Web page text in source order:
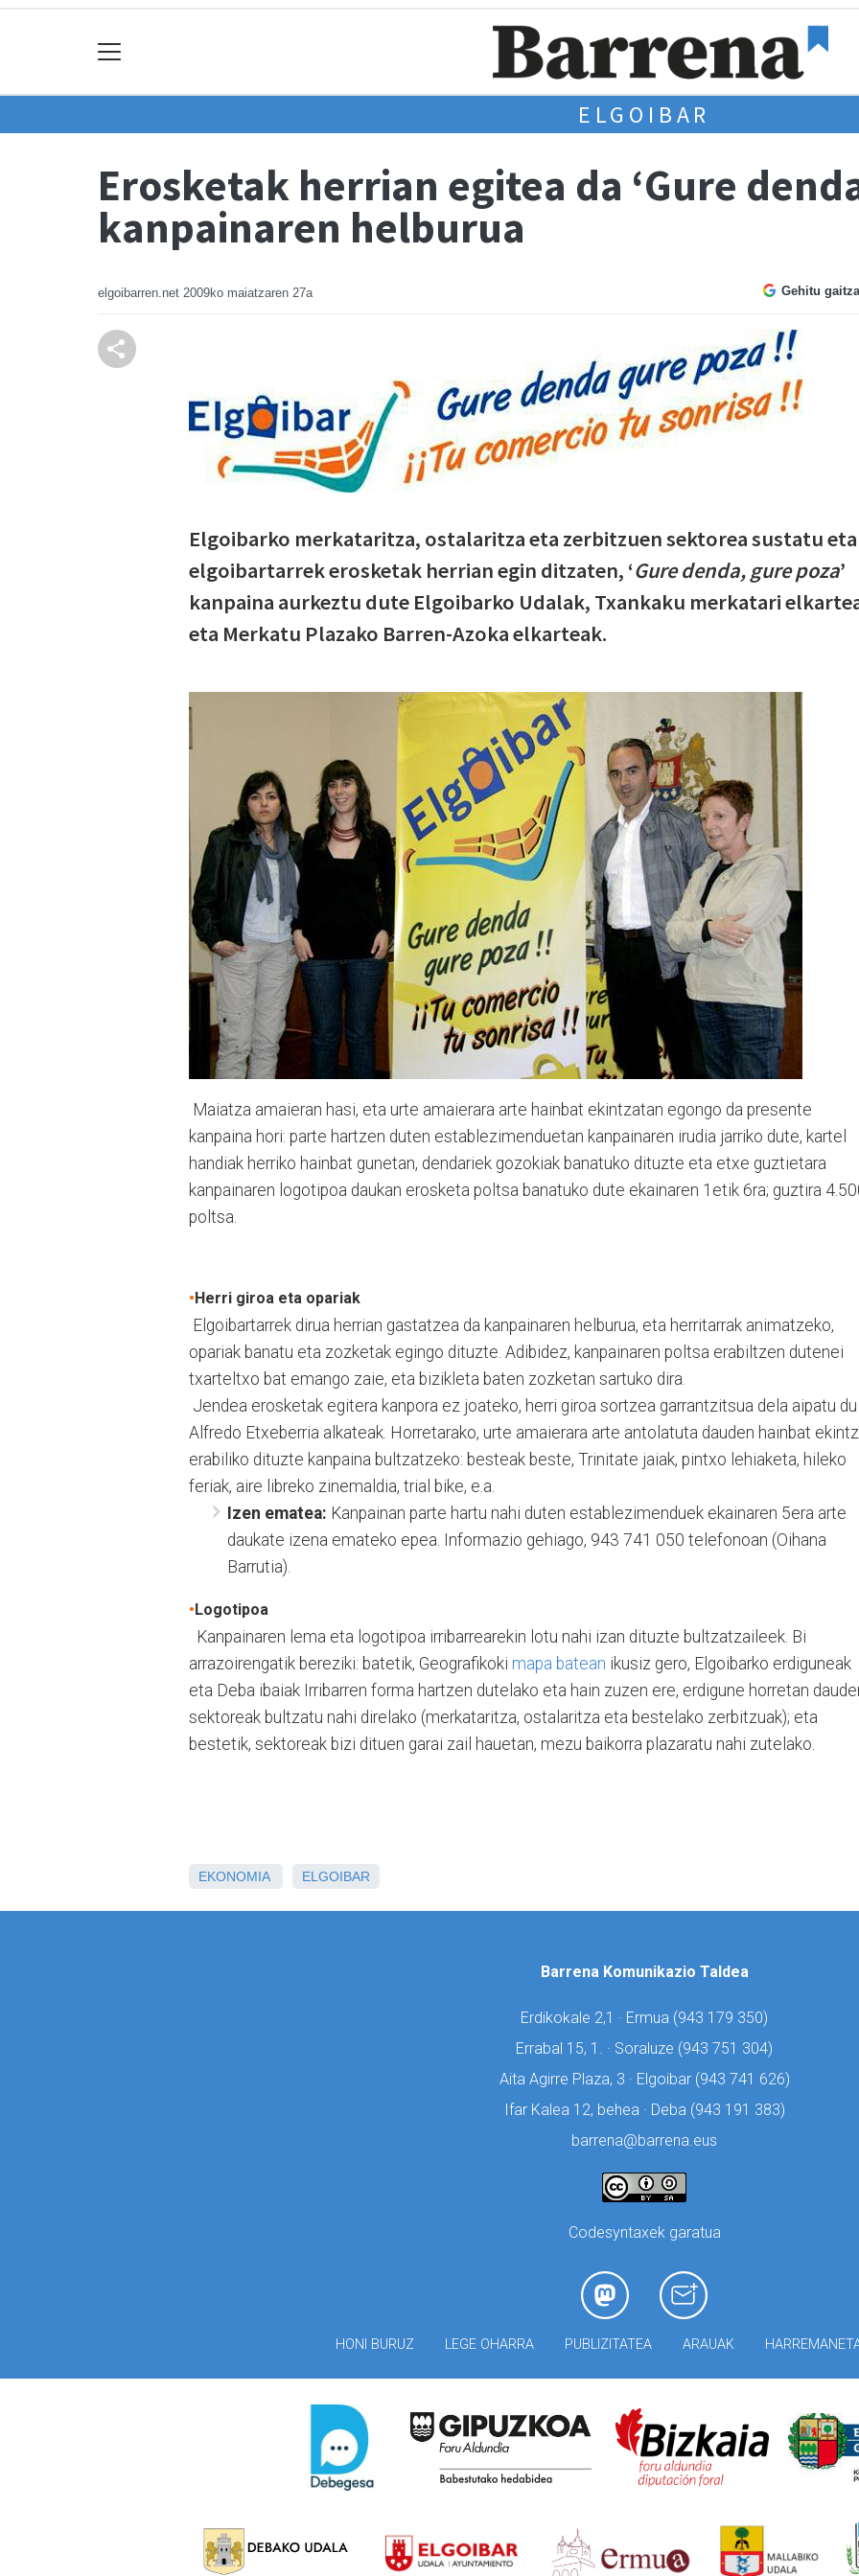
ELGOIBAR
Erosketak herrian egitea da ‘Gure
kanpainaren helburua
elgoibarren.net 2009ko maiatzaren 27a Gehitu
Elgoibarko merkataritza, ostalaritza eta zerbitzuen sektorea sustatu eta
elgoibartarrek erosketak herrian egin ditzaten, ‘Gure denda, gure poza’
kanpaina aurkeztu dute Elgoibarko Udalak, Txankaku merkatari
eta Merkatu Plazako Barren-Azoka elkarteak.
Maiatza amaieran hasi, eta urte amaierara arte hainbat ekintzatan egongo da presente
kanpaina hori: parte hartzen duten establezimenduetan kanpainaren irudia jarriko dute, kartel
handiak herriko hainbat gunetan, dendariek gozokiak banatuko dituzte eta etxe guztietara
kanpainaren logotipoa daukan erosketa poltsa banatuko dute ekainaren 1etik 6ra; guztira
poltsa.
•Herri giroa eta opariak
Elgoibartarrek dirua herrian gastatzea da kanpainaren helburua, eta herritarrak animatzeko,
opariak banatu eta zozketak egingo dituzte. Adibidez, kanpainaren poltsa erabiltzen dutenei
txarteltxo bat emango zaie, eta bizikleta baten zozketan sartuko dira.
Jendea erosketak egitera kanpora ez joateko, herri giroa sortzea garrantzitsua dela aipatu du
Alfredo Etxeberria alkateak. Horretarako, urte amaierara arte antolatuta dauden hainbat
erabiliko dituzte kanpaina bultzatzeko: besteak beste, Trinitate jaiak, pintxo lehiaketa, hileko
feriak, aire libreko zinemaldia, trial bike, e.a.
Izen ematea: Kanpainan parte hartu nahi duten establezimenduek ekainaren 5era arte
daukate izena emateko epea. Informazio gehiago, 943 741 050 telefonoan (Oihana
Barrutia).
•Logotipoa
Kanpainaren lema eta logotipoa irribarrearekin lotu nahi izan dituzte bultzatzaileek. Bi
arrazoirengatik bereziki: batetik, Geografikoki mapa batean ikusiz gero, Elgoibarko erdiguneak
eta Deba ibaiak Irribarren forma hartzen dutelako eta hain zuzen ere, erdigune horretan
sektoreak bultzatu nahi direlako (merkataritza, ostalaritza eta bestelako zerbitzuak); eta
bestetik, sektoreak bizi dituen garai zail hauetan, mezu baikorra plazaratu nahi zutelako.
EKONOMIA ELGOIBAR
Barrena Komunikazio Taldea
Erdikokale 2,1 · Ermua (943 179 350)
Errabal 15, 1. · Soraluze (943 751 304)
Aita Agirre Plaza, 3 · Elgoibar (943 741 626)
Ifar Kalea 12, behea · Deba (943 191 383)
barrena@barrena.eus
Codesyntaxek garatua
HONI BURUZ LEGE OHARRA PUBLIZITATEA ARAUAK